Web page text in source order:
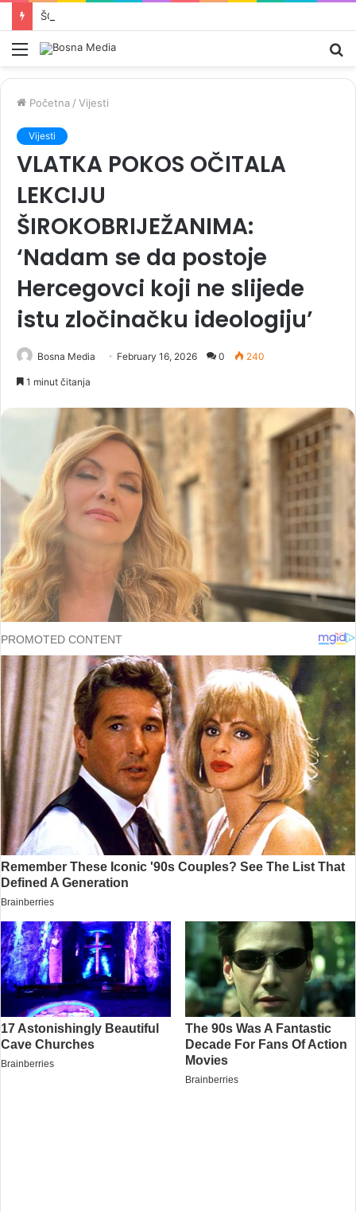
Meni
Početna / Vijesti
Vijesti
VLATKA POKOS OČITALA
LEKCIJU
ŠIROKOBRIJEŽANIMA:
‘Nadam se da postoje
Hercegovci koji ne slijede
istu zločinačku ideologiju’
Bosna Media February 16, 2026 0 240
1 minut čitanja